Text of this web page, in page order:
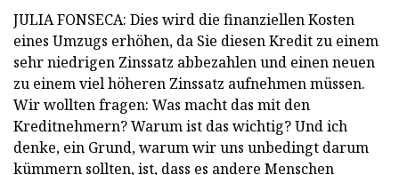
JULIA FONSECA: Dies wird die finanziellen Kosten
eines Umzugs erhöhen, da Sie diesen Kredit zu einem
sehr niedrigen Zinssatz abbezahlen und einen neuen
zu einem viel höheren Zinssatz aufnehmen müssen.
Wir wollten fragen: Was macht das mit den
Kreditnehmern? Warum ist das wichtig? Und ich
denke, ein Grund, warum wir uns unbedingt darum
kümmern sollten, ist, dass es andere Menschen